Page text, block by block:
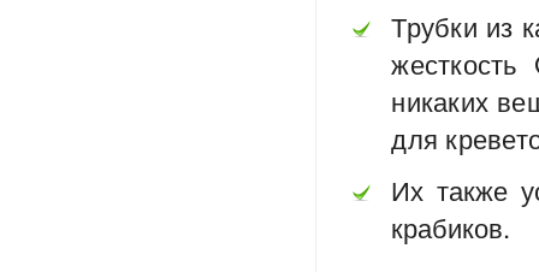
Трубки из
никаких
для
Их также
крабиков.